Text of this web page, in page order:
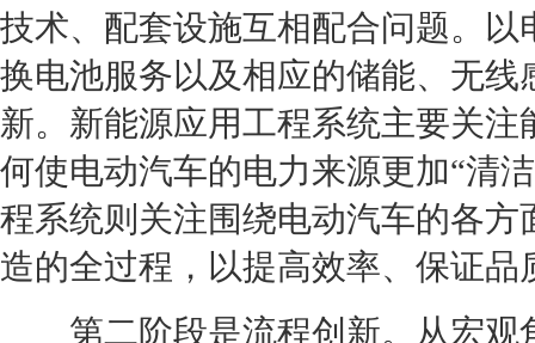
技术、配套设施互相配合问题。
换电池服务以及相应的储能、无
新。 新能源应用工程系统主要关
何使电动汽车的电力来源更加“清
程系统则关注围绕电动汽车的各
造的全过程，以提高效率、保证品
第二阶段是流程创新。从宏观